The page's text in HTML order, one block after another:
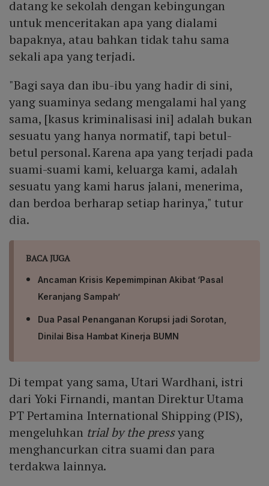
datang ke sekolah dengan kebingungan
untuk menceritakan apa yang dialami
bapaknya, atau bahkan tidak tahu sama
sekali apa yang terjadi.
"Bagi saya dan ibu-ibu yang hadir di sini,
yang suaminya sedang mengalami hal yang
sama, [kasus kriminalisasi ini] adalah bukan
sesuatu yang hanya normatif, tapi betul-
betul personal. Karena apa yang terjadi pada
suami-suami kami, keluarga kami, adalah
sesuatu yang kami harus jalani, menerima,
dan berdoa berharap setiap harinya," tutur
dia.
BACA JUGA
Ancaman Krisis Kepemimpinan Akibat ‘Pasal
Keranjang Sampah’
Dua Pasal Penanganan Korupsi jadi Sorotan,
Dinilai Bisa Hambat Kinerja BUMN
Di tempat yang sama, Utari Wardhani, istri
dari Yoki Firnandi, mantan Direktur Utama
PT Pertamina International Shipping (PIS),
mengeluhkan trial by the pressyang
menghancurkan citra suami dan para
terdakwa lainnya.